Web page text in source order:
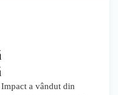
a vândut din